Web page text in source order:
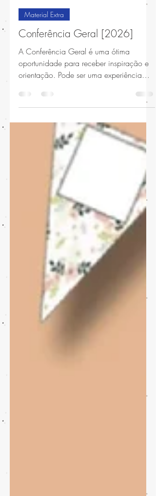
20 de mar.
4 min de leitura
Material Extra
Conferência Geral [2026]
A Conferência Geral é uma ótima
oportunidade para receber inspiração e
orientação. Pode ser uma experiência
revelação pessoal. Para ajudar a manter
as crianças envolvidas durante os dois
dias e até dez horas de sessões da
Conferência Geral, compartilhamos aqui
diversas atividades para serem feitas com
seus filhos e/ou preparar os kits para sua
primária. LEIA: Os materiais aqui
encontrados são de nossa criação pr